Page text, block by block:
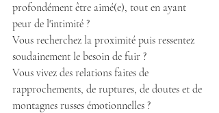
profondément être aimé(e), tout en ayant
peur de l'intimité ?
Vous recherchez la proximité puis ressentez
soudainement le besoin de fuir ?
Vous vivez des relations faites de
rapprochements, de ruptures, de doutes et de
montagnes russes émotionnelles ?